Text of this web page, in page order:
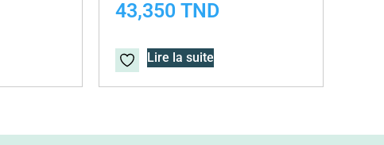
43,350 TND
Lire la suite